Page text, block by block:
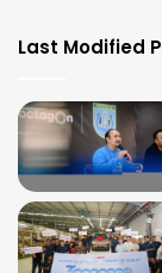
Last Modified